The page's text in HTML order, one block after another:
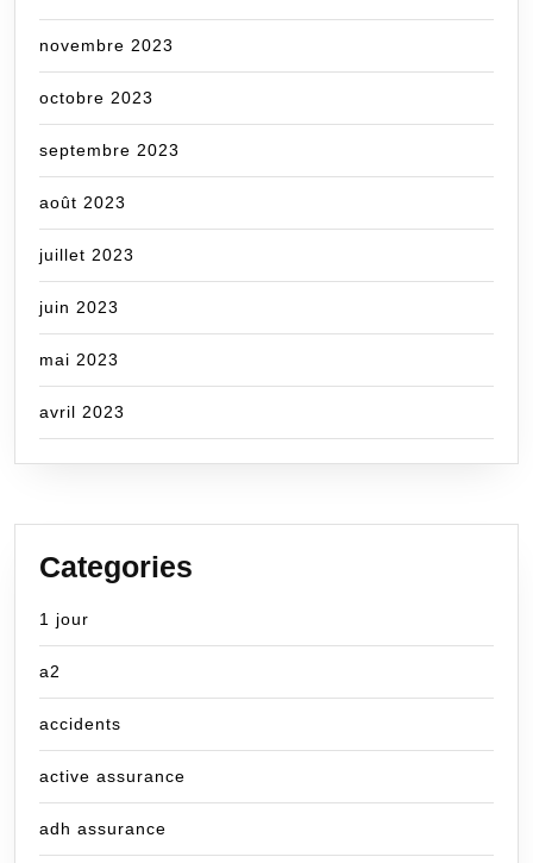
novembre 2023
octobre 2023
septembre 2023
août 2023
juillet 2023
juin 2023
mai 2023
avril 2023
Categories
1 jour
a2
accidents
active assurance
adh assurance